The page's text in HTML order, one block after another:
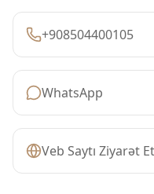
+908504400105
WhatsApp
Veb Saytı Ziyarət Et